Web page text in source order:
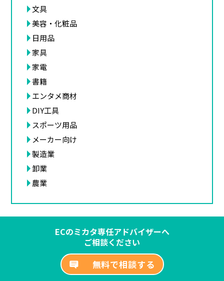
文具
美容・化粧品
日用品
家具
家電
書籍
エンタメ商材
DIY工具
スポーツ用品
メーカー向け
製造業
卸業
農業
ECのミカタ専任アドバイザーへ
ご相談ください
無料で相談する